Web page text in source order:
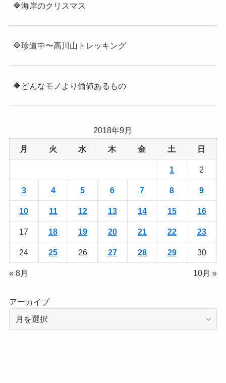
🔷海岸のクリスマス
🔷珍道中〜高川山トレッキング
🔷どんなモノより価値あるもの
2018年9月
月 火 水 木 金 土 日
1 2
3 4 5 6 7 8 9
10 11 12 13 14 15 16
17 18 19 20 21 22 23
24 25 26 27 28 29 30
« 8月 10月 »
アーカイブ